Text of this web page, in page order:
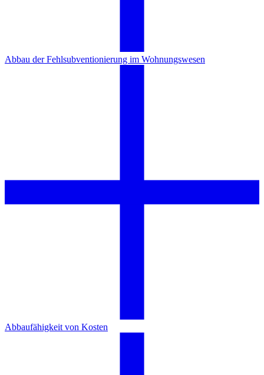
Abbau der Fehlsubventionierung im Wohnungswesen
Abbaufähigkeit von Kosten